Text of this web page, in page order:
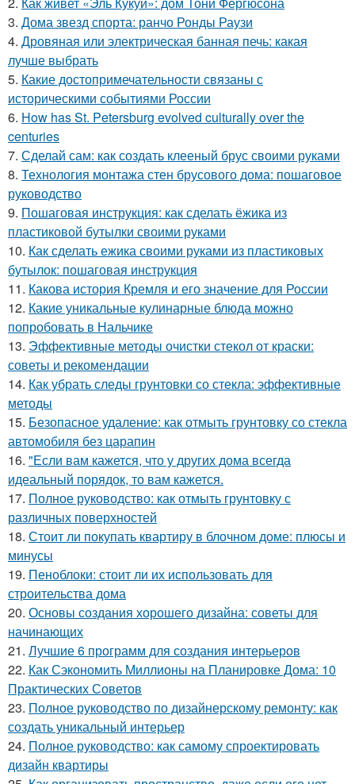
3. Дома звезд спорта: ранчо Ронды Раузи
4. Дровяная или электрическая банная печь: какая
лучше выбрать
5. Какие достопримечательности связаны с
историческими событиями России
6. How has St. Petersburg evolved culturally over the
centuries
7. Сделай сам: как создать клееный брус своими руками
8. Технология монтажа стен брусового дома: пошаговое
руководство
9. Пошаговая инструкция: как сделать ёжика из
пластиковой бутылки своими руками
10. Как сделать ежика своими руками из пластиковых
бутылок: пошаговая инструкция
11. Какова история Кремля и его значение для России
12. Какие уникальные кулинарные блюда можно
попробовать в Нальчике
13. Эффективные методы очистки стекол от краски:
советы и рекомендации
14. Как убрать следы грунтовки со стекла: эффективные
методы
15. Безопасное удаление: как отмыть грунтовку со стекла
автомобиля без царапин
16. "Если вам кажется, что у других дома всегда
идеальный порядок, то вам кажется.
17. Полное руководство: как отмыть грунтовку с
различных поверхностей
18. Стоит ли покупать квартиру в блочном доме: плюсы и
минусы
19. Пеноблоки: стоит ли их использовать для
строительства дома
20. Основы создания хорошего дизайна: советы для
начинающих
21. Лучшие 6 программ для создания интерьеров
22. Как Сэкономить Миллионы на Планировке Дома: 10
Практических Советов
23. Полное руководство по дизайнерскому ремонту: как
создать уникальный интерьер
24. Полное руководство: как самому спроектировать
дизайн квартиры